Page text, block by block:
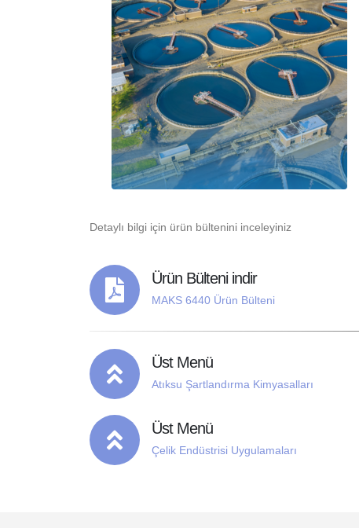
Detaylı bilgi için ürün bültenini inceleyiniz
Ürün Bülteni indir
MAKS 6440 Ürün Bülteni
Üst Menü
Atıksu Şartlandırma Kimyasalları
Üst Menü
Çelik Endüstrisi Uygulamaları